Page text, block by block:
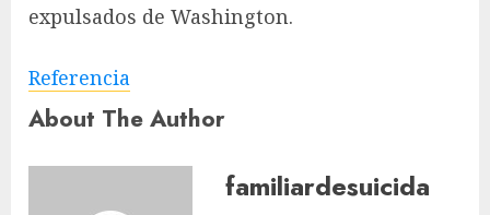
expulsados ​​de Washington.
Referencia
About The Author
familiardesuicida